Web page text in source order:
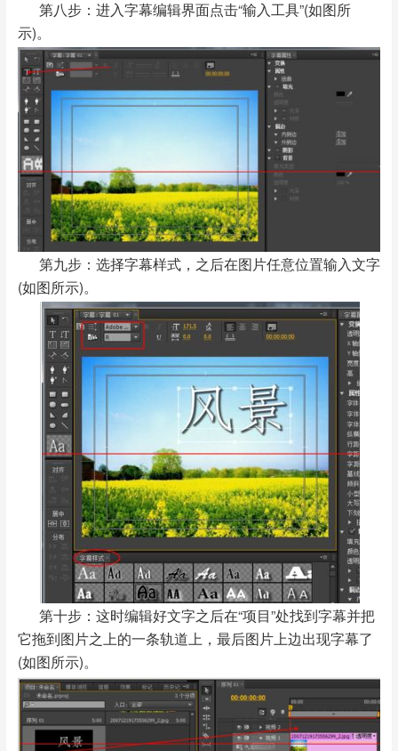
第八步：进入字幕编辑界面点击“输入工具”(如图所
示)。
第九步：选择字幕样式，之后在图片任意位置输入文字
(如图所示)。
第十步：这时编辑好文字之后在“项目”处找到字幕并把
它拖到图片之上的一条轨道上，最后图片上边出现字幕了
(如图所示)。